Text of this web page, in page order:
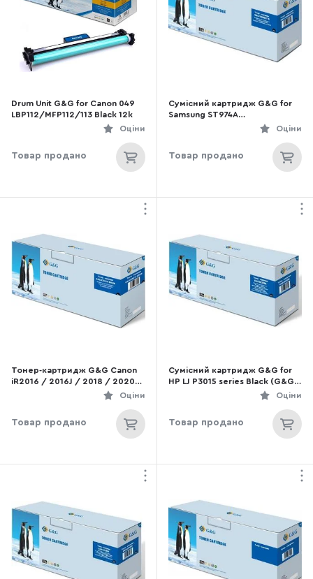
Drum Unit G&G for Canon 049
LBP112/MFP112/113 Black 12k
Оціни
Товар продано
Сумісний картридж G&G for
Samsung ST974A
C430/C430W/C480/C480W/C4
Оціни
Товар продано
Тонер-картридж G&G Canon
iR2016 / 2016J / 2018 / 2020
Оціни
Товар продано
Сумісний картридж G&G for
HP LJ P3015 series Black (G&G-
Оціни
Товар продано